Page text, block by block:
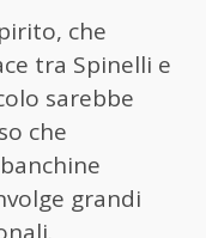
che
tra Spinelli e
sarebbe
che
grandi